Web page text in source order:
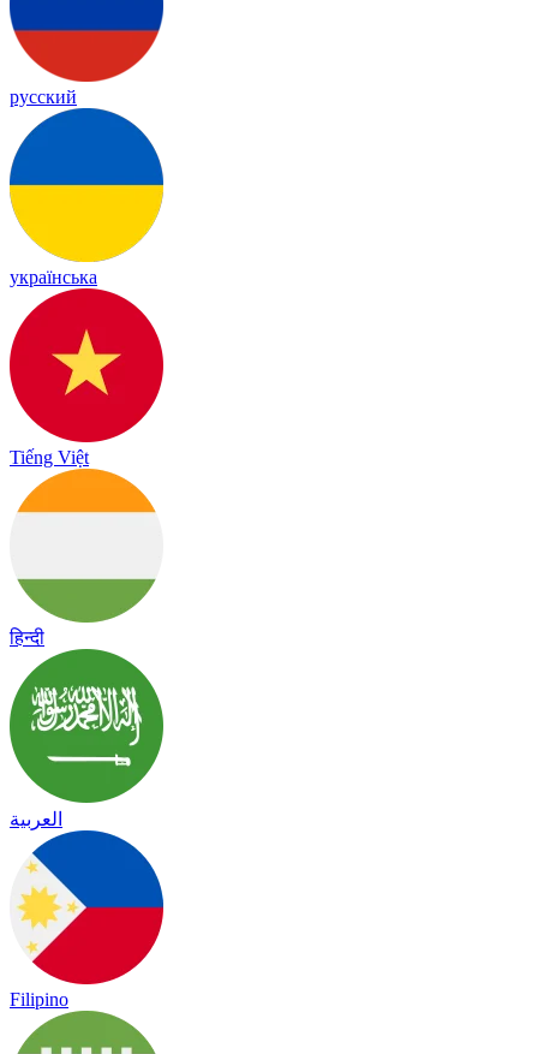
русский
українська
Tiếng Việt
हिन्दी
العربية
Filipino